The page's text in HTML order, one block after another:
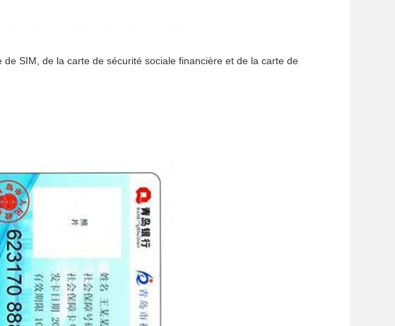
SIM, de la carte de sécurité sociale financière et de la carte de